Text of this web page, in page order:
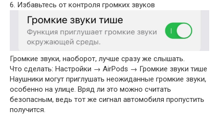
6. Избавьтесь от контроля громких звуков
Громкие звуки, наоборот, лучше сразу же слышать.
Что сделать: Настройки → AirPods → Громкие звуки тише
Наушники могут приглушать неожиданные громкие звуки,
особенно на улице. Вряд ли это можно считать
безопасным, ведь тот же сигнал автомобиля пропустить
получится.